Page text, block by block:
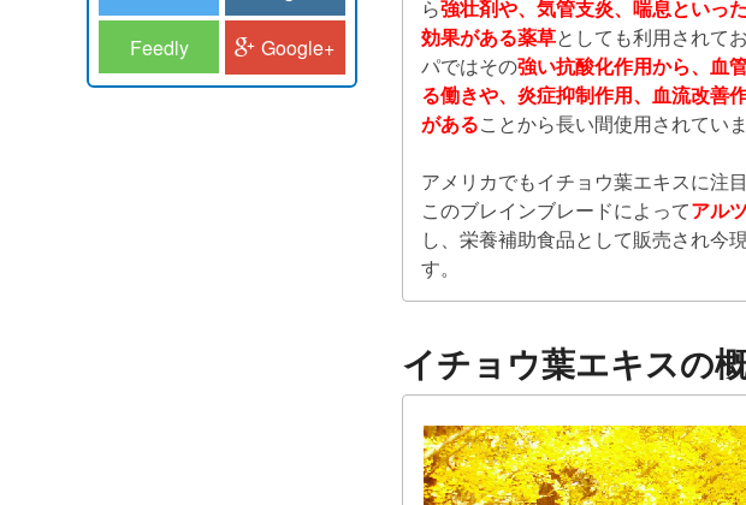
Feedly Google+
ら強壮剤や、気管支炎、喘息といっ
効果がある薬草としても利用されて
パではその強い抗酸化作用から、血
る働きや、炎症抑制作用、血流改善
があることから長い間使用されていま
アメリカでもイチョウ葉エキスに注
このブレインブレードによってアル
し、栄養補助食品として販売され今
す。
イチョウ葉エキスの